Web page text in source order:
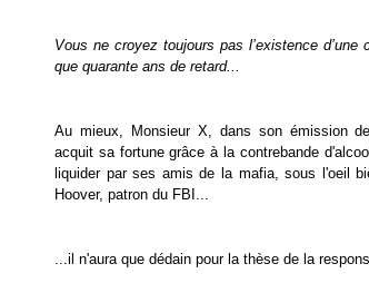
Vous ne croyez toujours pas l’existence
que quarante ans de retard...
Au mieux, Monsieur X, dans son émission
acquit sa fortune grâce à la contrebande
liquider par ses amis de la mafia, sous l'oeil
Hoover, patron du FBI...
...il n'aura que dédain pour la thèse de la